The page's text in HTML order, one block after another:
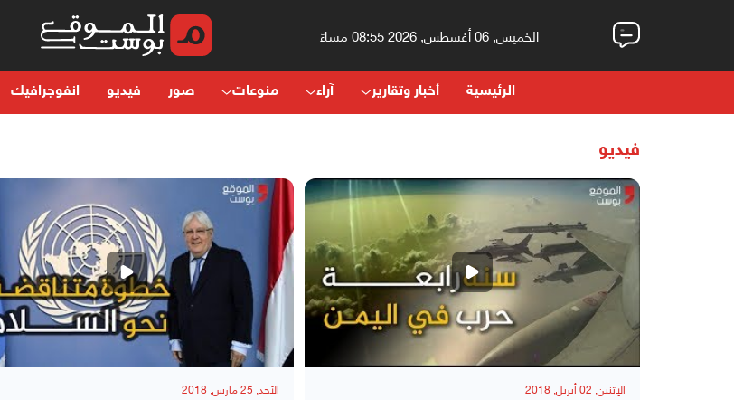
الخميس, 06 أغسطس, 2026 08:55 مساءً
الرئيسية أخبار وتقارير آراء منوعات صور فيديو انفوجرافيك
فيديو
الإثنين, 02 أبريل, 2018 الأحد, 25 مارس, 2018